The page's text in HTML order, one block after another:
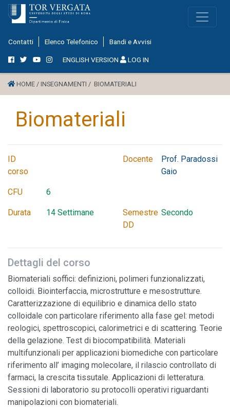
Contatti Elenco Telefonico Bandi e Avvisi
ENGLISH VERSION LOG IN
HOME / INSEGNAMENTI / BIOMATERIALI
Biomateriali
ID
corso
Docente
Prof. Paradossi
Gaio
CFU 6
Durata 14 Settimane
Semestre
DD
Secondo
Dettagli del corso
Biomateriali soffici: definizioni, polimeri funzionalizzati,
colloidi. Biointerfaccia, microstrutture e mesostrutture.
Caratterizzazione di equilibrio e dinamica dello stato
colloidale con particolare riferimento alla fase gel: metodi
reologici, spettroscopici, calorimetrici e di scattering. Teorie
della gelazione. Test di biocompatibilità. Materiali
multifunzionali per applicazioni biomediche con particolare
riferimento all’ imaging molecolare, il rilascio controllato di
farmaci, la crescita tissutale. Applicazioni di letteratura.
Sessioni di laboratorio su protocolli operativi riguardanti
manipolazioni con biomateriali.